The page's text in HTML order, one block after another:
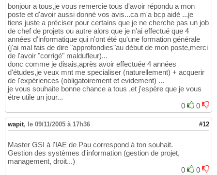
bonjour a tous,je vous remercie tous d'avoir répondu a mon
poste et d'avoir aussi donné vos avis...ca m'a bcp aidé ...je
tiens juste a préciser pour certains que je ne cherche pas un job
de chef de projets ou autre alors que je n'ai effectué que 4
années d'informatique qui n'ont été qu'une formation générale
(j'ai mal fais de dire "approfondies"au début de mon poste,merci
de l'avoir "corrigé" maldufleur)...
donc comme je disais,après avoir effectuée 4 années
d'études,je veux mnt me specialiser (naturellement) + acquerir
de l'expériences (obligatoirement et evidement) ...
je vous souhaite bonne chance a tous ,et j'espère que je vous
étre utile un jour...
0
0
wapit, le 09/11/2005 à 17h36 #12
Master GSI à l'IAE de Pau correspond à ton souhait.
Gestion des systèmes d'information (gestion de projet,
management, droit...)
0
0